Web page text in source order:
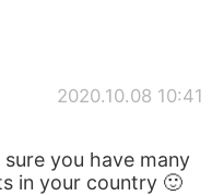
2020.10.08 10:41
you have many
in your country 🙂